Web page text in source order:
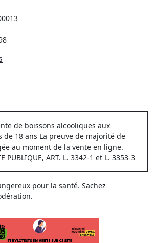
de boissons alcooliques aux
de 18 ans La preuve de majorité de
au moment de la vente en ligne.
PUBLIQUE, ART. L. 3342-1 et L. 3353-3
pour la santé. Sachez